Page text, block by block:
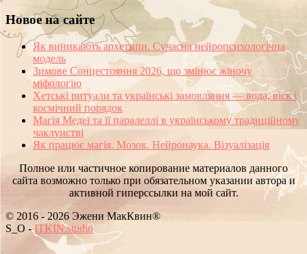
Новое на сайте
Як виникають архетипи. Сучасна нейропсихологічна
модель
Зимове Сонцестояння 2026, що змінює жіночу
міфологію
Хетські ритуали та українські замовляння — вода, віск і
космічний порядок
Магія Медеї та її паралеллі в українському традиційному
чаклунстві
Як працює магія. Мозок. Нейронаука. Візуалізація
Полное или частичное копирование материалов данного
сайта возможно только при обязательном указании автора и
активной гиперссылки на мой сайт.
© 2016 - 2026 Эжени МакКвин®
SEO -ITKIN.studio